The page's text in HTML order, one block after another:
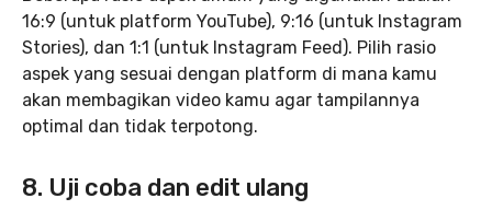
16:9 (untuk platform YouTube), 9:16 (untuk Instagram
Stories), dan 1:1 (untuk Instagram Feed). Pilih rasio
aspek yang sesuai dengan platform di mana kamu
akan membagikan video kamu agar tampilannya
optimal dan tidak terpotong.
8. Uji coba dan edit ulang